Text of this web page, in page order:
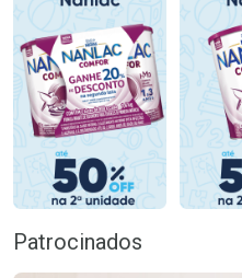
Patrocinados